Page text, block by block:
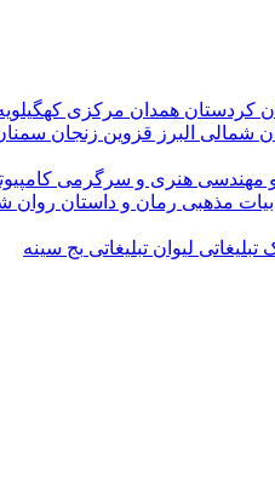
کردستان همدان مرکزی
شمالی البرز قزوین زنجان
مهندسی هنری و سرگرمی
مذهبی رمان و داستان روان
تبلیغاتی لیوان تبلیغاتی بج سینه